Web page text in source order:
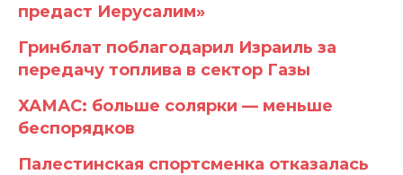
предаст Иерусалим»
Гринблат поблагодарил Израиль за
передачу топлива в сектор Газы
ХАМАС: больше солярки — меньше
беспорядков
Палестинская спортсменка отказалась